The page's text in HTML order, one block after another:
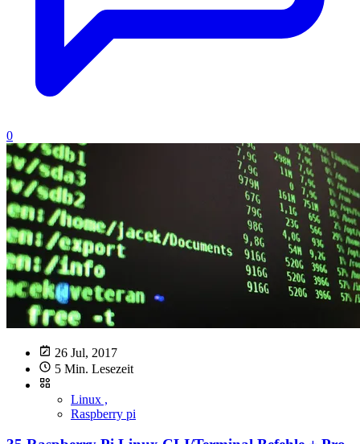
0
26 Jul, 2017
5 Min. Lesezeit
Linux ,
Raspberry pi